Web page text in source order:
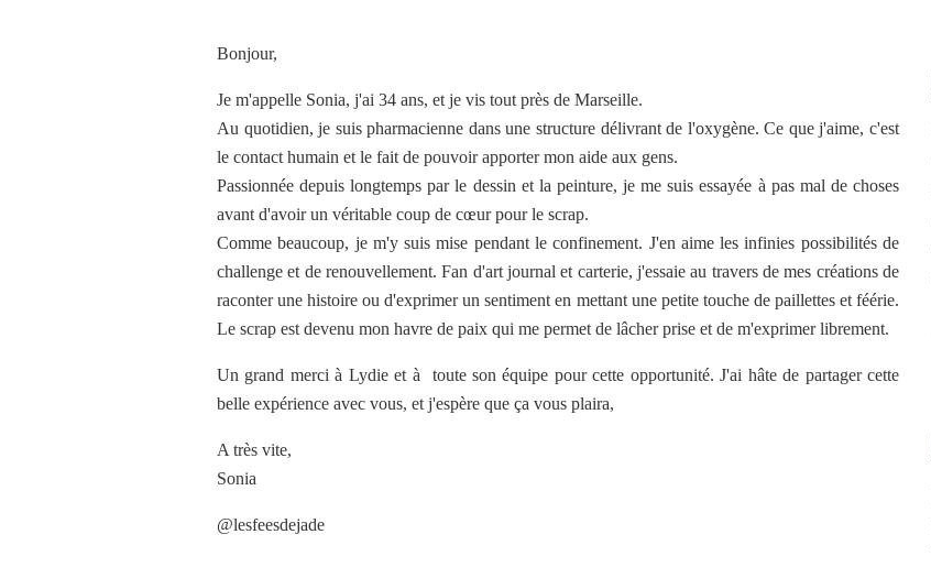
Bonjour,
Je m'appelle Sonia, j'ai 34 ans, et je vis tout près de Marseille.
Au quotidien, je suis pharmacienne dans une structure délivrant de l'oxygène. Ce que j'aime, c'est
le contact humain et le fait de pouvoir apporter mon aide aux gens.
Passionnée depuis longtemps par le dessin et la peinture, je me suis essayée à pas mal de choses
avant d'avoir un véritable coup de cœur pour le scrap.
Comme beaucoup, je m'y suis mise pendant le confinement. J'en aime les infinies possibilités de
challenge et de renouvellement. Fan d'art journal et carterie, j'essaie au travers de mes créations de
raconter une histoire ou d'exprimer un sentiment en mettant une petite touche de paillettes et féérie.
Le scrap est devenu mon havre de paix qui me permet de lâcher prise et de m'exprimer librement.
Un grand merci à Lydie et à toute son équipe pour cette opportunité. J'ai hâte de partager cette
belle expérience avec vous, et j'espère que ça vous plaira,
A très vite,
Sonia
@lesfeesdejade